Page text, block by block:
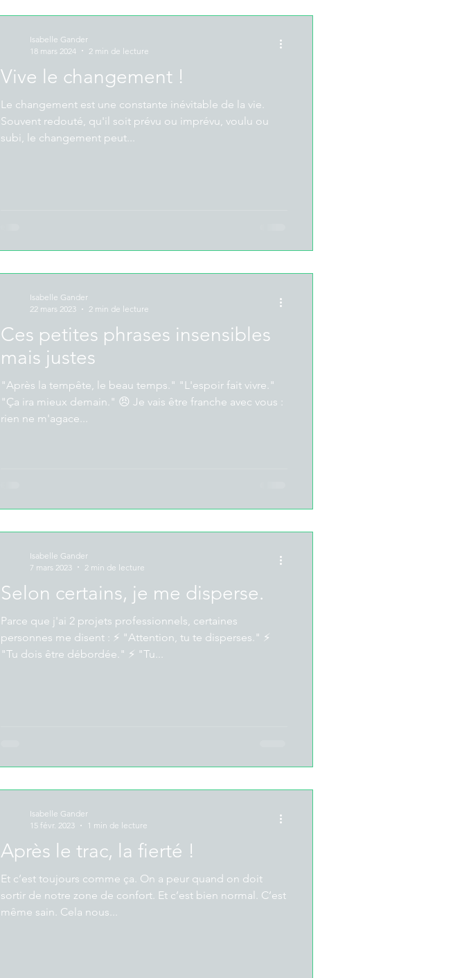
Vive le changement !
Le changement est une constante inévitable de la vie.
Souvent redouté, qu'il soit prévu ou imprévu, voulu ou
subi, le changement peut...
Isabelle Gander
18 mars 2024
2 min de lecture
Ces petites phrases insensibles
mais justes
"Après la tempête, le beau temps." "L'espoir fait vivre."
"Ça ira mieux demain." 😠 Je vais être franche avec vous :
rien ne m'agace...
Isabelle Gander
22 mars 2023
2 min de lecture
Selon certains, je me disperse.
Parce que j'ai 2 projets professionnels, certaines
personnes me disent : ⚡ "Attention, tu te disperses." ⚡
"Tu dois être débordée." ⚡ "Tu...
Isabelle Gander
7 mars 2023
2 min de lecture
Après le trac, la fierté !
Et c’est toujours comme ça. On a peur quand on doit
sortir de notre zone de confort. Et c’est bien normal. C’est
même sain. Cela nous...
Isabelle Gander
15 févr. 2023
1 min de lecture